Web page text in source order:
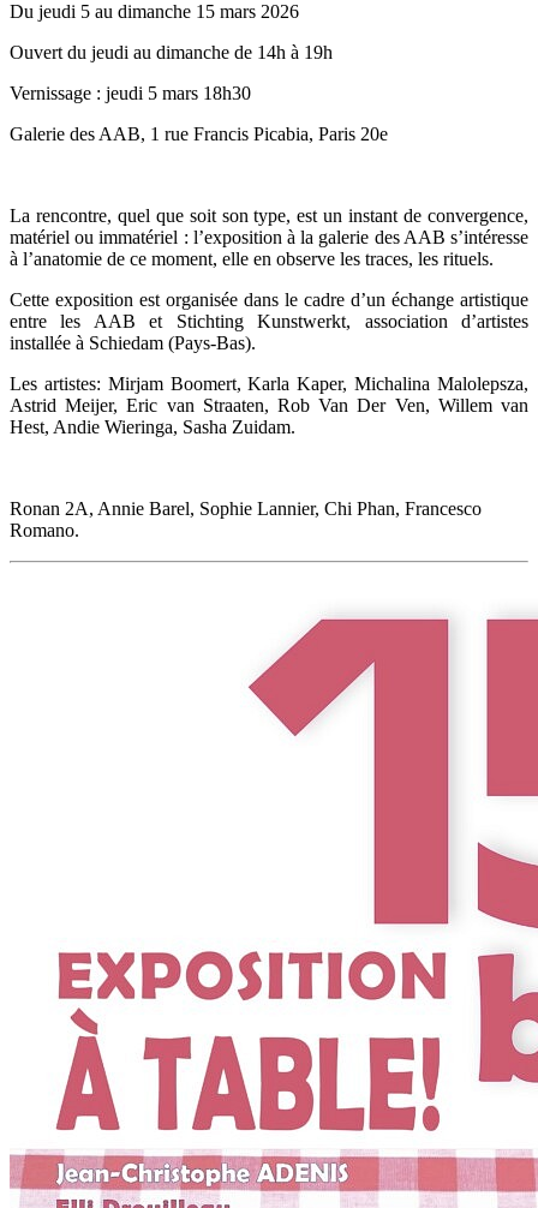
Du jeudi 5 au dimanche 15 mars 2026
Ouvert du jeudi au dimanche de 14h à 19h
Vernissage ‬: jeudi 5 mars 18h30
Galerie des AAB, 1 rue Francis Picabia, Paris 20e
La rencontre, quel que soit son type, est un instant de convergence,
matériel ou immatériel : l’exposition à la galerie des AAB s’intéresse
à l’anatomie de ce moment, elle en observe les traces, les rituels.
Cette exposition est organisée dans le cadre d’un échange artistique
entre les AAB et Stichting Kunstwerkt, association d’artistes
installée à Schiedam (Pays-Bas).
Les artistes: Mirjam Boomert, Karla Kaper, Michalina Malolepsza,
Astrid Meijer, Eric van Straaten, Rob Van Der Ven, Willem van
Hest, Andie Wieringa, Sasha Zuidam.
Ronan 2A, Annie Barel, Sophie Lannier, Chi Phan, Francesco
Romano.